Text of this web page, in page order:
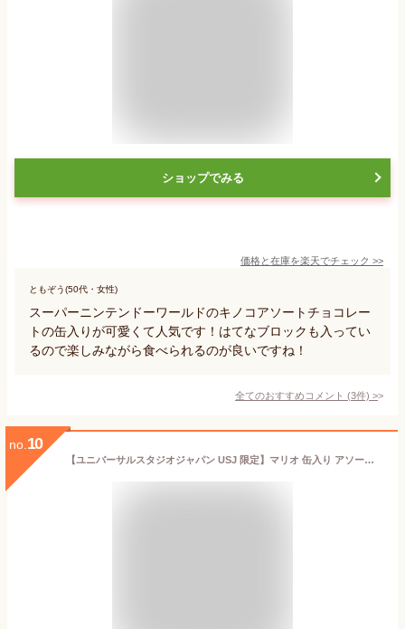
ショップでみる
価格と在庫を楽天でチェック >>
ともぞう(50代・女性)
スーパーニンテンドーワールドのキノコアソートチョコレー
トの缶入りが可愛くて人気です！はてなブロックも入ってい
るので楽しみながら食べられるのが良いですね！
全てのおすすめコメント (3件) >
no. 10
【ユニバーサルスタジオジャパン USJ 限定】マリオ 缶入り アソートクランチ チョコレート ミルク＆ホワイト お土産 お菓子 ユニバ グッズ プレゼント